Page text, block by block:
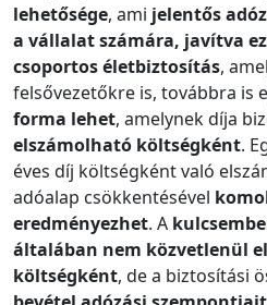
lehetősége, ami jelentős
a vállalat számára, javítva
csoportos életbiztosítás,
felsővezetőkre is, továbbra is
forma lehet, amelynek díja
elszámolható költségként.
éves díj költségként való
adóalap csökkentésével
eredményezhet. A
általában nem közvetlenül
költségként, de a biztosítási